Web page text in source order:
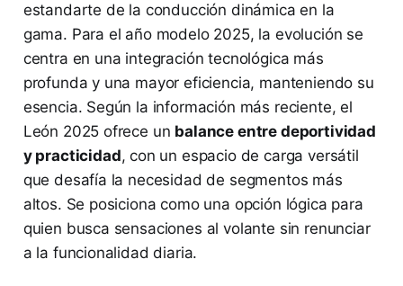
estandarte de la conducción dinámica en la
gama. Para el año modelo 2025, la evolución se
centra en una integración tecnológica más
profunda y una mayor eficiencia, manteniendo su
esencia. Según la información más reciente, el
León 2025 ofrece un balance entre deportividad
y practicidad, con un espacio de carga versátil
que desafía la necesidad de segmentos más
altos. Se posiciona como una opción lógica para
quien busca sensaciones al volante sin renunciar
a la funcionalidad diaria.